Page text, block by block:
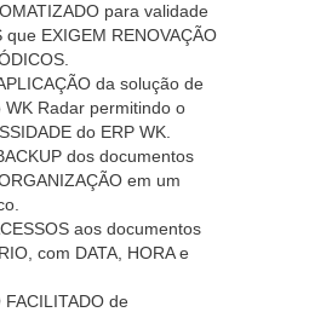
para validade
EXIGEM RENOVAÇÃO
da solução de
WK Radar permitindo o
do ERP WK.
dos documentos
em um
aos documentos
com DATA, HORA e
FACILITADO de